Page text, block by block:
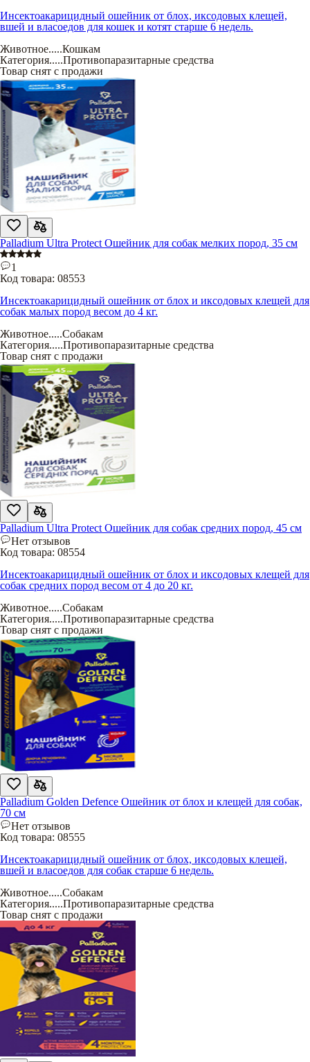
Инсектоакарицидный ошейник от блох, иксодовых клещей,
вшей и власоедов для кошек и котят старше 6 недель.
Животное.....Кошкам
Категория.....Противопаразитарные средства
Товар снят с продажи
Palladium Ultra Protect Ошейник для собак мелких пород, 35 см
1
Код товара: 08553
Инсектоакарицидный ошейник от блох и иксодовых клещей для
собак малых пород весом до 4 кг.
Животное.....Собакам
Категория.....Противопаразитарные средства
Товар снят с продажи
Palladium Ultra Protect Ошейник для собак средних пород, 45 см
Нет отзывов
Код товара: 08554
Инсектоакарицидный ошейник от блох и иксодовых клещей для
собак средних пород весом от 4 до 20 кг.
Животное.....Собакам
Категория.....Противопаразитарные средства
Товар снят с продажи
Palladium Golden Defence Ошейник от блох и клещей для собак,
70 см
Нет отзывов
Код товара: 08555
Инсектоакарицидный ошейник от блох, иксодовых клещей,
вшей и власоедов для собак старше 6 недель.
Животное.....Собакам
Категория.....Противопаразитарные средства
Товар снят с продажи